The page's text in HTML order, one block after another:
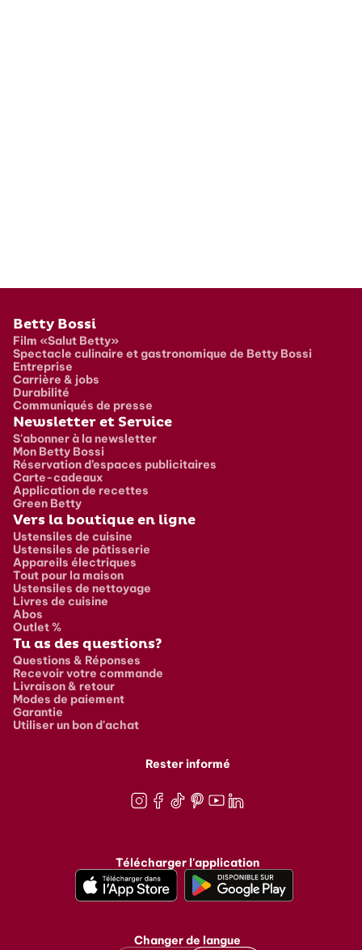
Pied de page
Betty Bossi
Film «Salut Betty»
Spectacle culinaire et gastronomique de Betty Bossi
Entreprise
Carrière & jobs
Durabilité
Communiqués de presse
Newsletter et Service
S'abonner à la newsletter
Mon Betty Bossi
Réservation d’espaces publicitaires
Carte-cadeaux
Application de recettes
Green Betty
Vers la boutique en ligne
Ustensiles de cuisine
Ustensiles de pâtisserie
Appareils électriques
Tout pour la maison
Ustensiles de nettoyage
Livres de cuisine
Abos
Outlet %
Tu as des questions?
Questions & Réponses
Recevoir votre commande
Livraison & retour
Modes de paiement
Garantie
Utiliser un bon d'achat
Rester informé
Télécharger l'application
Changer de langue